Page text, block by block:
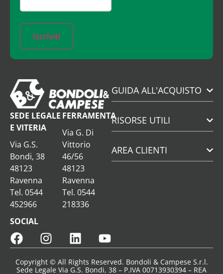
Iscriviti
SEDE LEGALE
E VITERIA
Via G.S.
Bondi, 38
48123
Ravenna
Tel. 0544
452966
FERRAMENTA
Via G. Di
Vittorio
46/56
48123
Ravenna
Tel. 0544
218336
SOCIAL
GUIDA ALL'ACQUISTO
RISORSE UTILI
AREA CLIENTI
Copyright © All Rights Reserved. Bondoli & Campese S.r.l.
Sede Legale Via G.S. Bondi, 38 – P.IVA 00713930394 – REA